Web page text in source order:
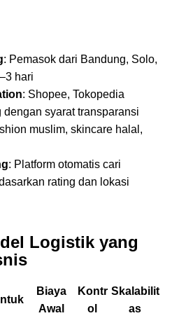
: Pemasok dari Bandung, Solo,
hari
: Shopee, Tokopedia
syarat transparansi
muslim, skincare halal,
: Platform otomatis cari
rating dan lokasi
Logistik yang
Biaya
Awal
Kontr
ol
Skalabilit
as